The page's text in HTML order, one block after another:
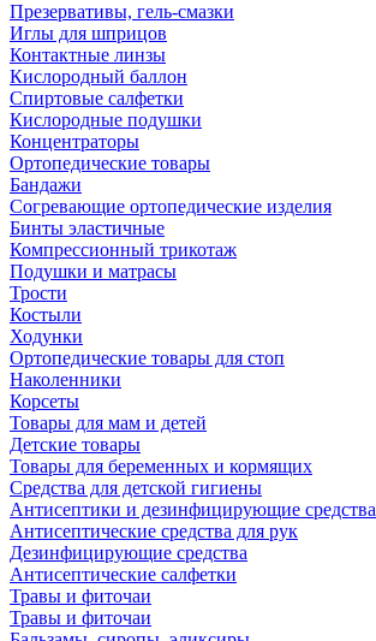
Презервативы, гель-смазки
Иглы для шприцов
Контактные линзы
Кислородный баллон
Спиртовые салфетки
Кислородные подушки
Концентраторы
Ортопедические товары
Бандажи
Согревающие ортопедические изделия
Бинты эластичные
Компрессионный трикотаж
Подушки и матрасы
Трости
Костыли
Ходунки
Ортопедические товары для стоп
Наколенники
Корсеты
Товары для мам и детей
Детские товары
Товары для беременных и кормящих
Средства для детской гигиены
Антисептики и дезинфицирующие средства
Антисептические средства для рук
Дезинфицирующие средства
Антисептические салфетки
Травы и фиточаи
Травы и фиточаи